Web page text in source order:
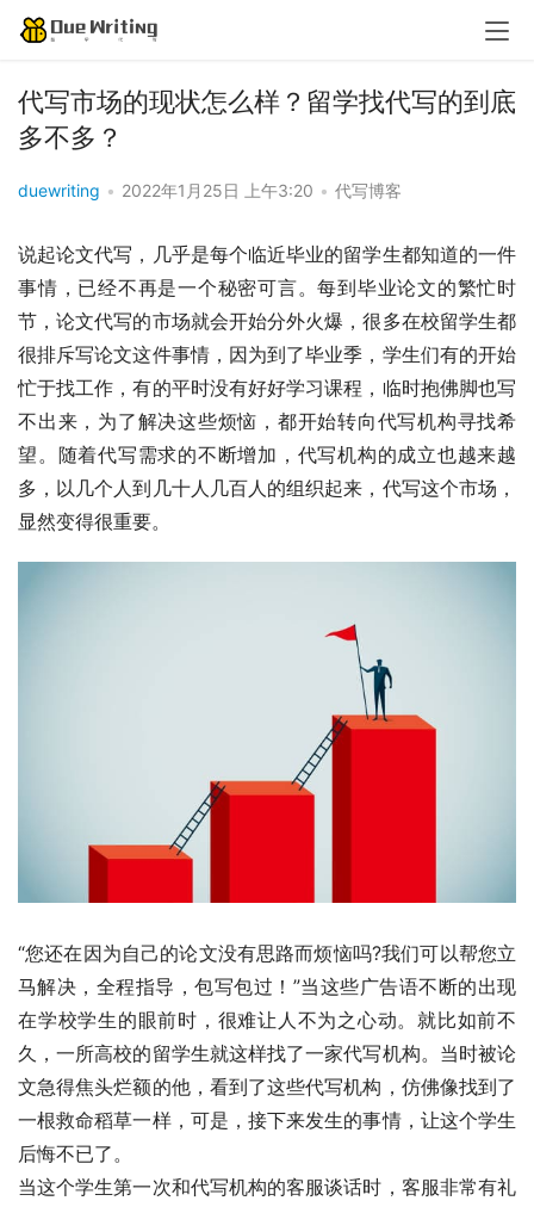
代写市场的现状怎么样？留学找代写的到底
多不多？
duewriting • 2022年1月25日 上午3:20 • 代写博客
说起论文代写，几乎是每个临近毕业的留学生都知道的一件
事情，已经不再是一个秘密可言。每到毕业论文的繁忙时
节，论文代写的市场就会开始分外火爆，很多在校留学生都
很排斥写论文这件事情，因为到了毕业季，学生们有的开始
忙于找工作，有的平时没有好好学习课程，临时抱佛脚也写
不出来，为了解决这些烦恼，都开始转向代写机构寻找希
望。随着代写需求的不断增加，代写机构的成立也越来越
多，以几个人到几十人几百人的组织起来，代写这个市场，
显然变得很重要。
“您还在因为自己的论文没有思路而烦恼吗?我们可以帮您立
马解决，全程指导，包写包过！”当这些广告语不断的出现
在学校学生的眼前时，很难让人不为之心动。就比如前不
久，一所高校的留学生就这样找了一家代写机构。当时被论
文急得焦头烂额的他，看到了这些代写机构，仿佛像找到了
一根救命稻草一样，可是，接下来发生的事情，让这个学生
后悔不已了。
当这个学生第一次和代写机构的客服谈话时，客服非常有礼